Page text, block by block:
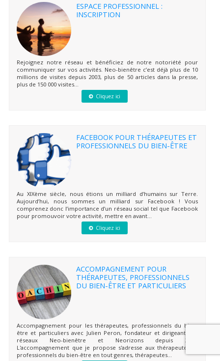
ESPACE PROFESSIONNEL :
INSCRIPTION
Rejoignez notre réseau et bénéficiez de notre notoriété pour
communiquer sur vos activités. Neo-bienêtre c’est déjà plus de 10
millions de visites depuis 2003, plus de 50 articles dans la presse,
plus de 150 000 visites...
Cliquez ici
FACEBOOK POUR THÉRAPEUTES ET
PROFESSIONNELS DU BIEN-ÊTRE
Au XIXème siècle, nous étions un milliard d’humains sur Terre.
Aujourd’hui, nous sommes un milliard sur Facebook ! Vous
comprenez donc l’importance d’un réseau social tel que Facebook
pour promouvoir votre activité, mettre en avant...
Cliquez ici
ACCOMPAGNEMENT POUR
THÉRAPEUTES, PROFESSIONNELS
DU BIEN-ÊTRE ET PARTICULIERS
Accompagnement pour les thérapeutes, professionnels du bien-
être et particuliers avec Julien Peron, fondateur et dirigeant des
réseaux Neo-bienêtre et Neorizons depuis 2003.
L'accompagnement que je propose s'adresse aux thérapeutes et
professionnels du bien-être en tout genres, thérapeutes...